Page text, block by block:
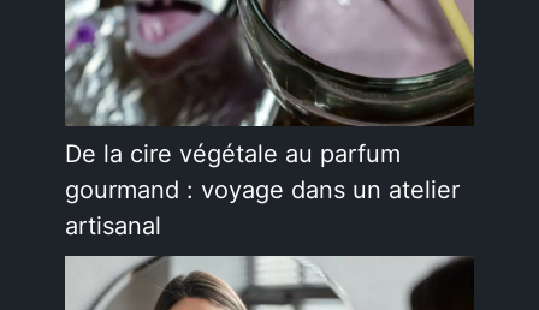
De la cire végétale au parfum
gourmand : voyage dans un atelier
artisanal